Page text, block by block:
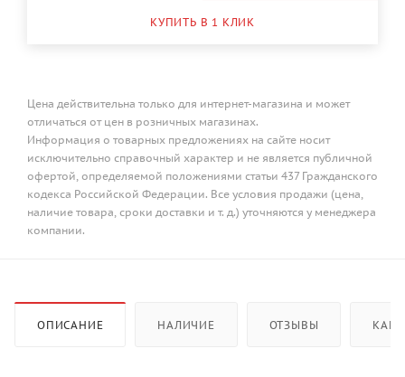
КУПИТЬ В 1 КЛИК
Цена действительна только для интернет-магазина и может
отличаться от цен в розничных магазинах.
Информация о товарных предложениях на сайте носит
исключительно справочный характер и не является публичной
офертой, определяемой положениями статьи 437 Гражданского
кодекса Российской Федерации. Все условия продажи (цена,
наличие товара, сроки доставки и т. д.) уточняются у менеджера
компании.
ОПИСАНИЕ НАЛИЧИЕ ОТЗЫВЫ КАК